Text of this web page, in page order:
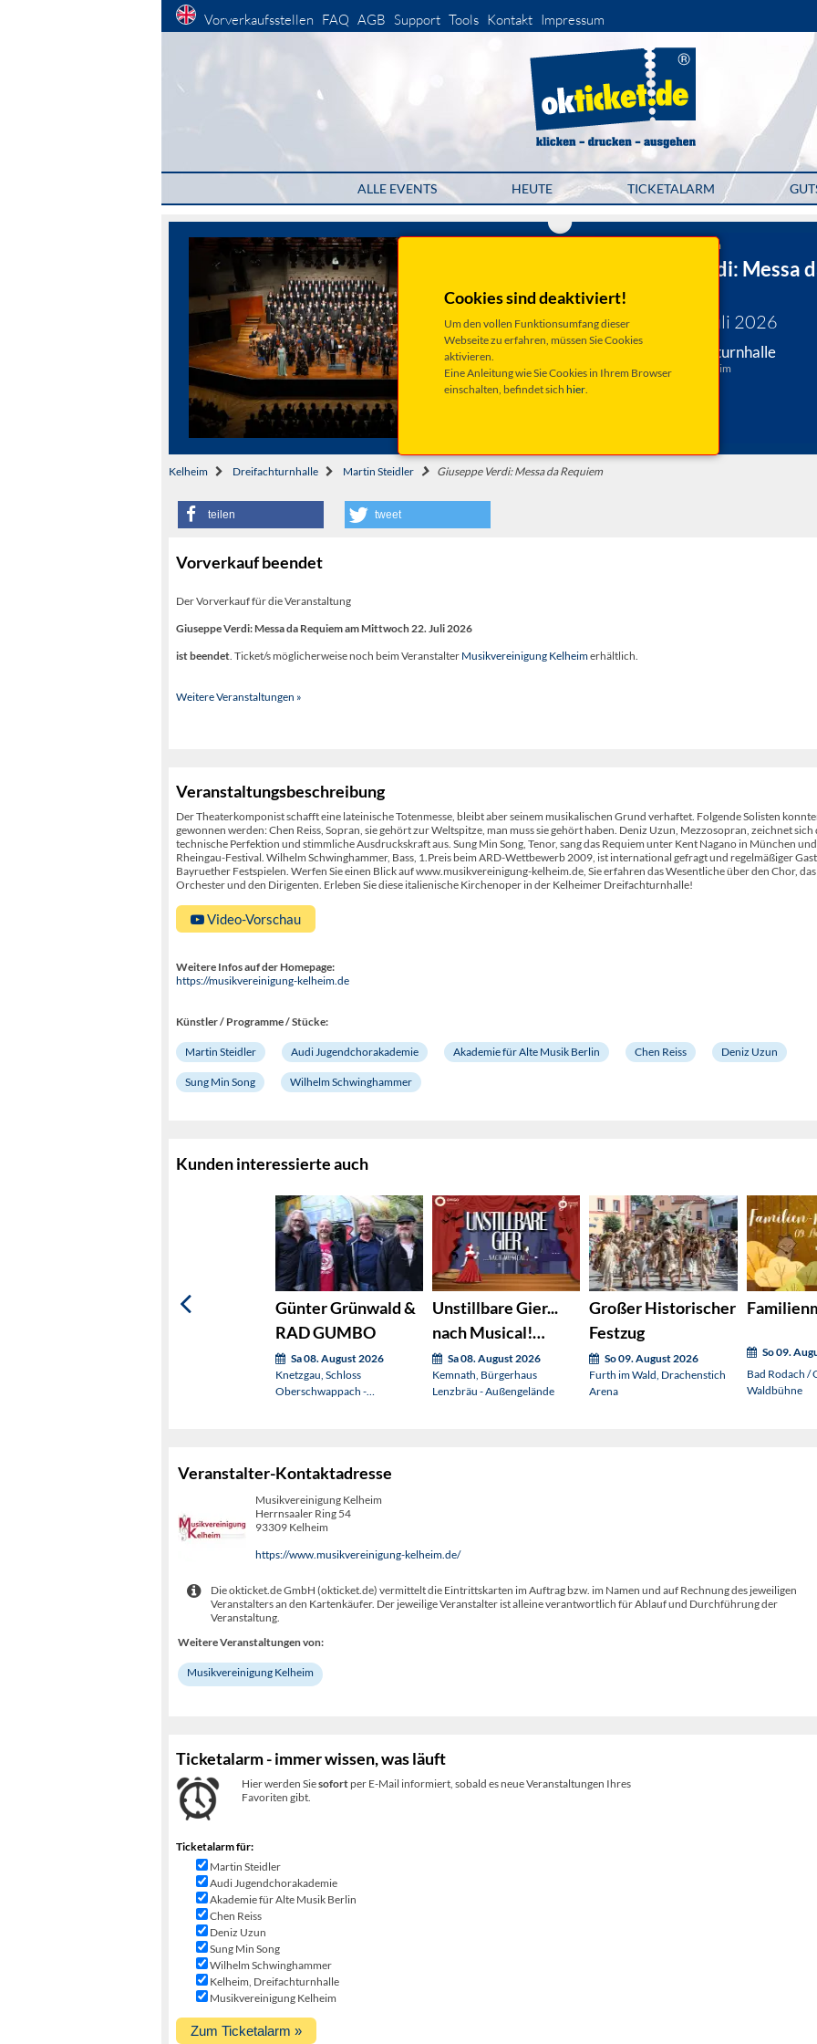
Vorverkaufsstellen FAQ AGB Support Tools Kontakt Impressum
ALLE EVENTS HEUTE TICKETALARM
Cookies sind deaktiviert!
Um den vollen Funktionsumfang dieser
Webseite zu erfahren, müssen Sie Cookies
aktivieren.
Eine Anleitung wie Sie Cookies in Ihrem Browser
einschalten, befindet sich hier.
Musikvereinigung Kelheim
Giuseppe Verdi: Messa
Requiem
Mittwoch 22. Juli 2026
Kelheim, Dreifachturnhalle
Rennweg 66, 93309 Kelheim
Kelheim Dreifachturnhalle Martin Steidler Giuseppe Verdi: Messa da Requiem
teilen tweet
Vorverkauf beendet
Der Vorverkauf für die Veranstaltung
Giuseppe Verdi: Messa da Requiem am Mittwoch 22. Juli 2026
ist beendet . Ticket/s möglicherweise noch beim Veranstalter Musikvereinigung Kelheimerhältlich.
Weitere Veranstaltungen »
Veranstaltungsbeschreibung
Der Theaterkomponist schafft eine lateinische Totenmesse, bleibt aber seinem musikalischen Grund verhaftet. Folgende Solisten
gewonnen werden: Chen Reiss, Sopran, sie gehört zur Weltspitze, man muss sie gehört haben. Deniz Uzun, Mezzosopran, zeichnet sich
technische Perfektion und stimmliche Ausdruckskraft aus. Sung Min Song, Tenor, sang das Requiem unter Kent Nagano in München
Rheingau-Festival. Wilhelm Schwinghammer, Bass, 1.Preis beim ARD-Wettbewerb 2009, ist international gefragt und regelmäßiger
Bayruether Festspielen. Werfen Sie einen Blick auf www.musikvereinigung-kelheim.de, Sie erfahren das Wesentliche über den Chor, das
Orchester und den Dirigenten. Erleben Sie diese italienische Kirchenoper in der Kelheimer Dreifachturnhalle!
Video-Vorschau
Weitere Infos auf der Homepage:
https://musikvereinigung-kelheim.de
Künstler / Programme / Stücke:
Martin Steidler Audi Jugendchorakademie Akademie für Alte Musik Berlin Chen Reiss Deniz Uzun
Sung Min Song Wilhelm Schwinghammer
Kunden interessierte auch
Günter Grünwald &
RAD GUMBO
Sa 08. August 2026
Knetzgau, Schloss
Oberschwappach -
Unstillbare Gier...
nach Musical!
(OVIGO sings)
Sa 08. August 2026
Kemnath, Bürgerhaus
Lenzbräu - Außengelände
Großer Historischer
Festzug
So 09. August 2026
Furth im Wald, Drachenstich
Arena
So 09.
Bad Rodach /
Waldbühne
Veranstalter-Kontaktadresse
Musikvereinigung Kelheim
Herrnsaaler Ring 54
93309 Kelheim
https://www.musikvereinigung-kelheim.de/
Die okticket.de GmbH (okticket.de) vermittelt die Eintrittskarten im Auftrag bzw. im Namen und auf Rechnung des jeweiligen
Veranstalters an den Kartenkäufer. Der jeweilige Veranstalter ist alleine verantwortlich für Ablauf und Durchführung der
Veranstaltung.
Weitere Veranstaltungen von:
Musikvereinigung Kelheim
Ticketalarm - immer wissen, was läuft
Hier werden Siesofortper E-Mail informiert, sobald es neue Veranstaltungen Ihres
Favoriten gibt.
Ticketalarm für:
Martin Steidler
Audi Jugendchorakademie
Akademie für Alte Musik Berlin
Chen Reiss
Deniz Uzun
Sung Min Song
Wilhelm Schwinghammer
Kelheim, Dreifachturnhalle
Musikvereinigung Kelheim